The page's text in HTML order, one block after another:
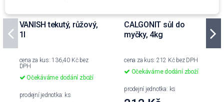
VANISH tekutý, růžový,
1l
cena za kus: 136,40 Kč bez
DPH
Očekáváme dodání zboží
prodejní jednotka: ks
CALGONIT sůl do
myčky, 4kg
cena za kus: 212 Kč bez DPH
Očekáváme dodání zboží
prodejní jednotka: ks